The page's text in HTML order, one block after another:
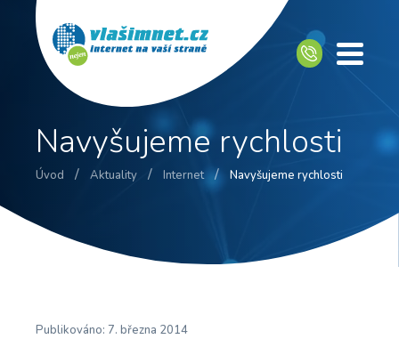
Navyšujeme rychlosti
Úvod / Aktuality / Internet / Navyšujeme rychlosti
Publikováno: 7. března 2014